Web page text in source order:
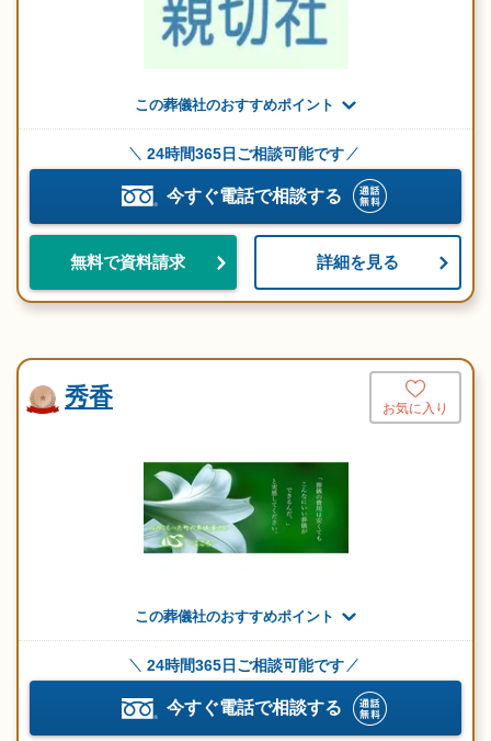
この葬儀社のおすすめポイント
24時間365日ご相談可能です
今すぐ電話で相談する
無料で資料請求 詳細を見る
秀香 お気に入り
この葬儀社のおすすめポイント
24時間365日ご相談可能です
今すぐ電話で相談する